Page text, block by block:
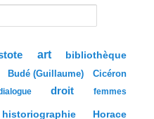
art bibliothèque
Budé (Guillaume) Cicéron
droit femmes
historiographie Horace